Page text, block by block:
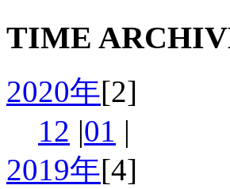
TIME
2020年[2]
12 |01 |
2019年[4]